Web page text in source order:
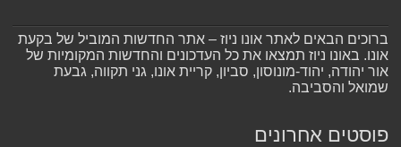
ברוכים הבאים לאתר אונו ניוז – אתר החדשות המוביל של בקעת
אונו. באונו ניוז תמצאו את כל העדכונים והחדשות המקומיות של
אור יהודה, יהוד-מונוסון, סביון, קריית אונו, גני תקווה, גבעת
שמואל והסביבה.
פוסטים אחרונים